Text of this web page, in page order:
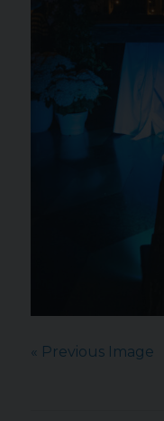
« Previous Image